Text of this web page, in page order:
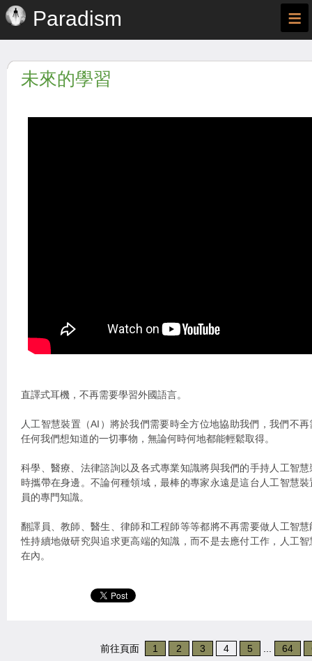
Paradism ≡
未來的學習
直譯式耳機，不再需要學習外國語言。
人工智慧裝置（AI）將於我們需要時全方位地協助我們，我們不
任何我們想知道的一切事物，無論何時何地都能輕鬆取得。
科學、醫療、法律諮詢以及各式專業知識將與我們的手持人工智
時攜帶在身邊。不論何種領域，最棒的專家永遠是這台人工智慧
員的專門知識。
翻譯員、教師、醫生、律師和工程師等等都將不再需要做人工智
性持續地做研究與追求更高端的知識，而不是去應付工作，人工
在內。
前往頁面 1 2 3 4 5 64